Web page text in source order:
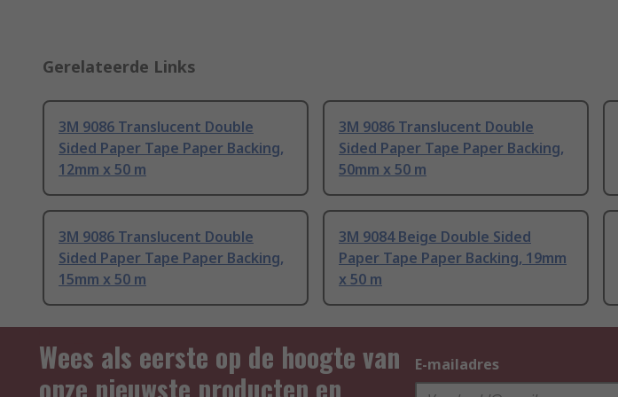
Gerelateerde Links
3M 9086 Translucent Double
Sided Paper Tape Paper Backing,
12mm x 50 m
3M 9086 Translucent Double
Sided Paper Tape Paper Backing,
50mm x 50 m
3M 9086 Translucent Double
Sided Paper Tape Paper Backing,
15mm x 50 m
3M 9084 Beige Double Sided
Paper Tape Paper Backing, 19mm
x 50 m
Wees als eerste op de hoogte van
onze nieuwste producten en
E-mailadres